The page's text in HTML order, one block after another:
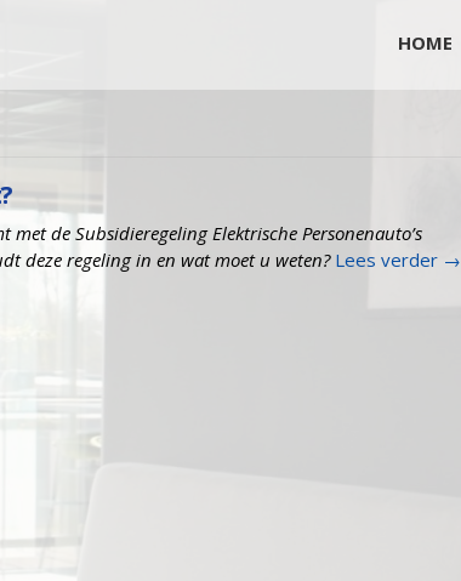
HOME
de Subsidieregeling Elektrische Personenauto’s
deze regeling in en wat moet u weten? Lees verder →